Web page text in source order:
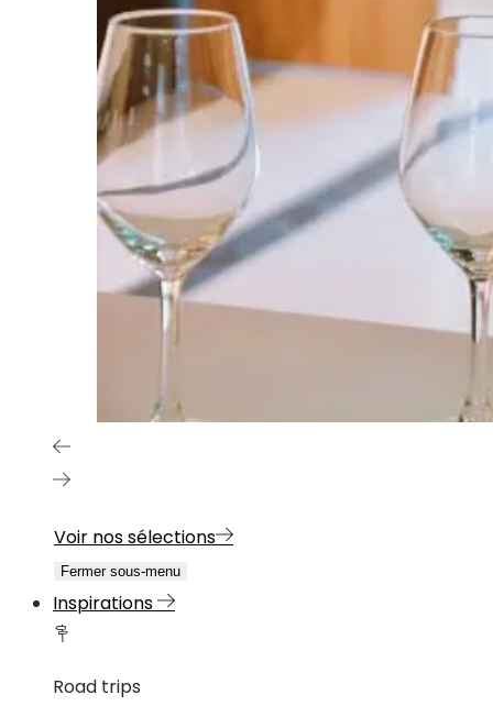
Voir nos sélections
Fermer sous-menu
Inspirations
Road trips